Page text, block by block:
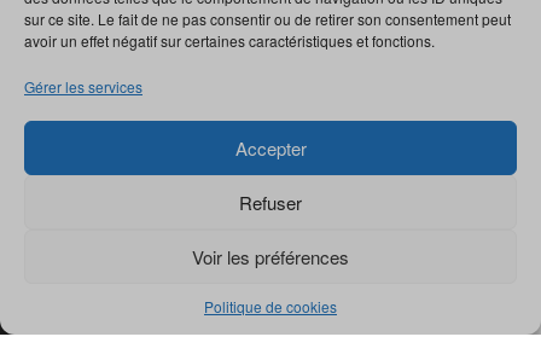
sur ce site. Le fait de ne pas consentir ou de retirer son consentement peut
avoir un effet négatif sur certaines caractéristiques et fonctions.
Gérer les services
Accepter
Refuser
Voir les préférences
Politique de cookies